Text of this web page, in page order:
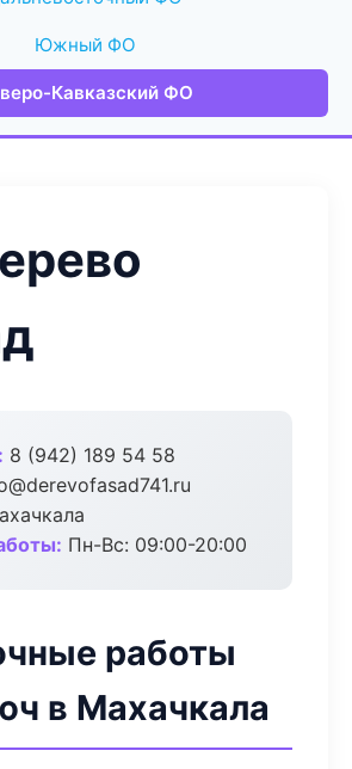
Южный ФО
Кавказский ФО
8 (942) 189 54 58
Пн-Вс: 09:00-20:00
работы
в Махачкала